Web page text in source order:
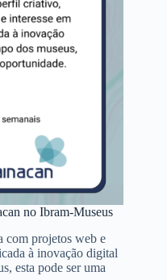
no Ibram-Museus
com projetos web e
à inovação digital
esta pode ser uma